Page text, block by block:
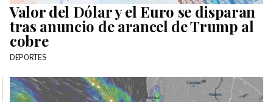
Valor del Dólar y el Euro se disparan
tras anuncio de arancel de Trump al
cobre
DEPORTES